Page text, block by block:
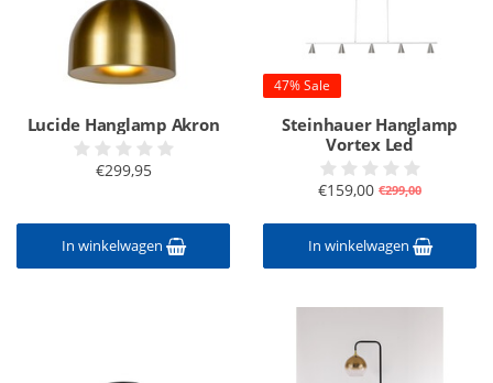
Lucide Hanglamp Akron
€299,95
In winkelwagen
47% Sale
Steinhauer Hanglamp
Vortex Led
€159,00 €299,00
In winkelwagen